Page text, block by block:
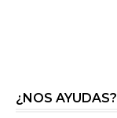
¿NOS AYUDAS?